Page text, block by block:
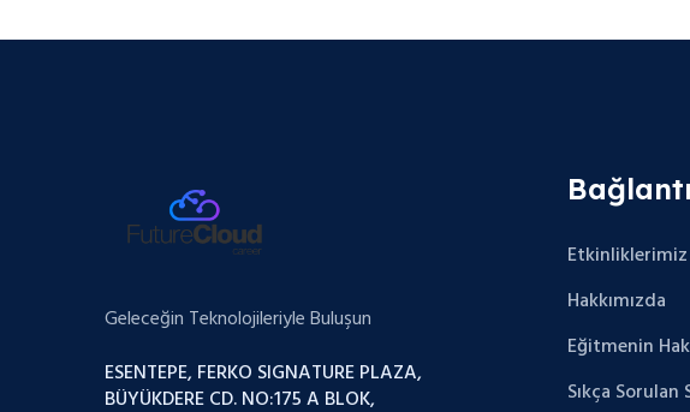
Geleceğin Teknolojileriyle Buluşun
ESENTEPE, FERKO SIGNATURE PLAZA,
BÜYÜKDERE CD. NO:175 A BLOK,
Etkinliklerimiz
Hakkımızda
Eğitmenin
Sıkça Sorulan